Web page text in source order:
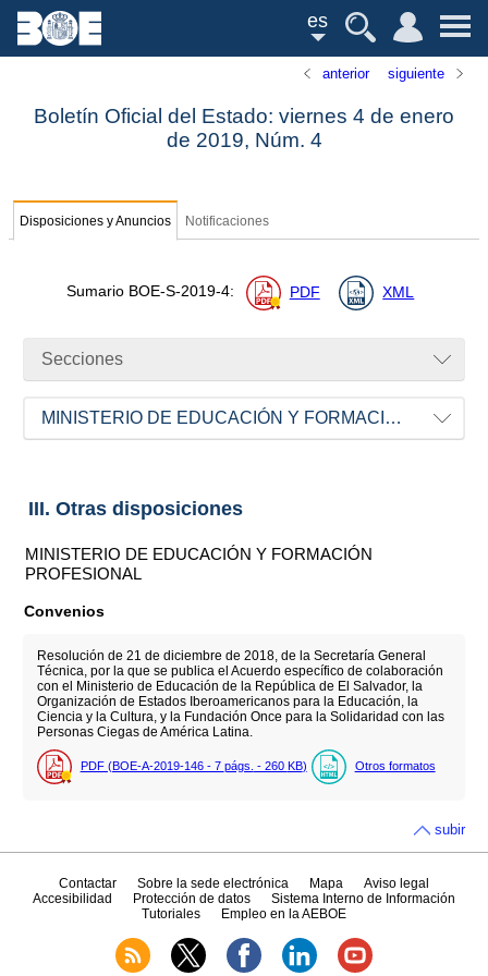
es
anterior siguiente
Boletín Oficial del Estado: viernes 4 de enero
de 2019, Núm. 4
Disposiciones y Anuncios Notificaciones
Sumario BOE-S-2019-4: PDF XML
Secciones
MINISTERIO DE EDUCACIÓN Y FORMACIÓN PROFESIONAL
III. Otras disposiciones
MINISTERIO DE EDUCACIÓN Y FORMACIÓN
PROFESIONAL
Convenios
Resolución de 21 de diciembre de 2018, de la Secretaría General
Técnica, por la que se publica el Acuerdo específico de colaboración
con el Ministerio de Educación de la República de El Salvador, la
Organización de Estados Iberoamericanos para la Educación, la
Ciencia y la Cultura, y la Fundación Once para la Solidaridad con las
Personas Ciegas de América Latina.
PDF (BOE-A-2019-146 - 7 págs. - 260 KB) Otros formatos
subir
Contactar Sobre la sede electrónica Mapa
Aviso legal
Accesibilidad
Protección de datos
Sistema Interno de Información
Tutoriales
Empleo en la AEBOE